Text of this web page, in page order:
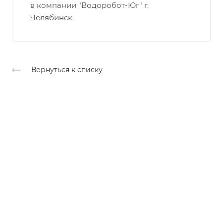
в компании "Водоробот-Юг" г.
Челябинск.
Вернуться к списку